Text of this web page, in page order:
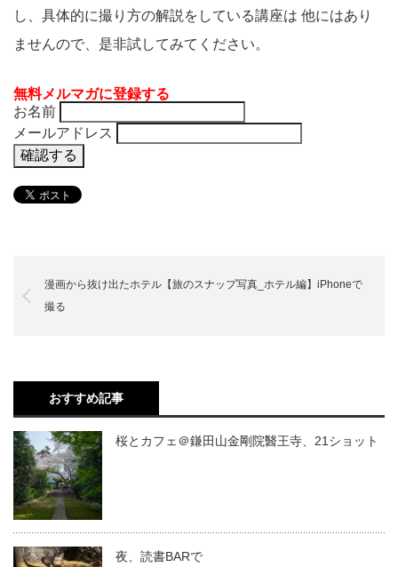
し、具体的に撮り方の解説をしている講座は 他にはあり
ませんので、是非試してみてください。
無料メルマガに登録する
お名前
メールアドレス
漫画から抜け出たホテル【旅のスナップ写真_ホテル編】iPhoneで
撮る
おすすめ記事
桜とカフェ＠鎌田山金剛院醫王寺、21ショット
夜、読書BARで